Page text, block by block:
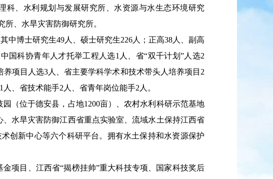
科、水利规划与发展研究所、水资源与水生态环境研究
、水旱灾害防御研究所。
中博士研究生49人、硕士研究生226人；正高38人、副高
中国科协青年人才托举工程人选1 人、省“双千计划 ”人选2
养项目人选3人 、省主要学科学术和技术带头人培养项目 2
1 人、 省技术能手2 人、省青年岗位能手2 人。
园（位于德安县，占地1200亩）、农村水利科研示范基地
水旱灾害防御江西省重点实验室、流域水土保持江西省
创新中心等六个科研平台。拥有水土保持和水资源保护
金项目、江西省“揭榜挂帅”重大科技专项、国家科技奖后